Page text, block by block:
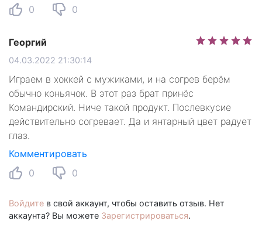
0
0
Георгий
04.03.2022 21:30:14
Играем в хоккей с мужиками, и на согрев берём
обычно коньячок. В этот раз брат принёс
Командирский. Ниче такой продукт. Послевкусие
действительно согревает. Да и янтарный цвет радует
глаз.
Комментировать
0
0
Войдите в свой аккаунт, чтобы оставить отзыв. Нет
аккаунта? Вы можете Зарегистрироваться.